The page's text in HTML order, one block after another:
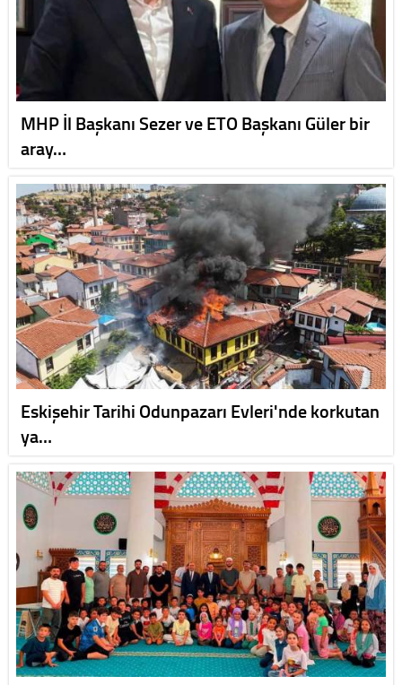
MHP İl Başkanı Sezer ve ETO Başkanı Güler bir
aray…
Eskişehir Tarihi Odunpazarı Evleri'nde korkutan
ya…